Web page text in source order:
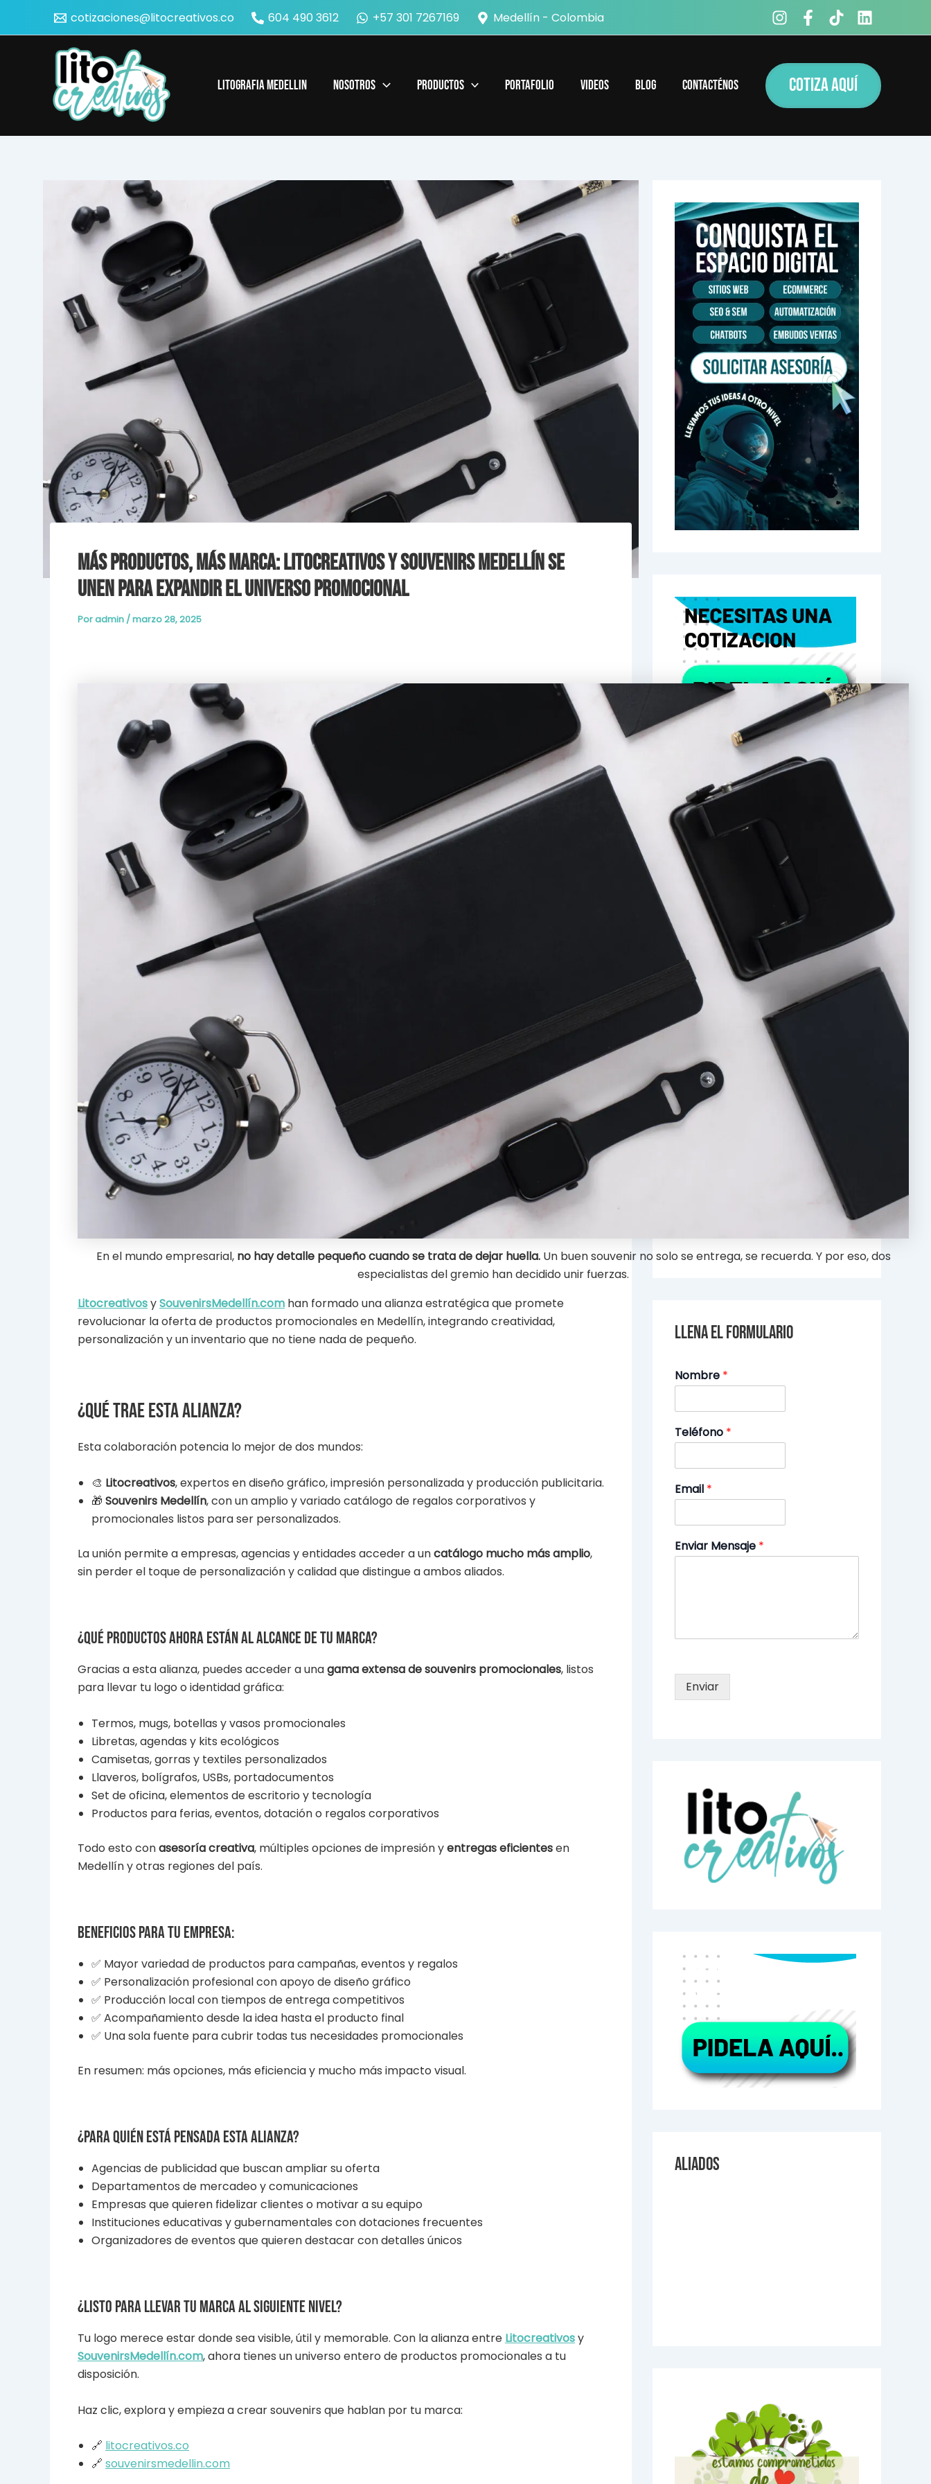
cotizaciones@litocreativos.co 604 490 3612 +57 301 7267169 Medellín - Colombia
Litografia Medellin Nosotros Productos Portafolio Videos Blog Contacténos COTIZA AQUÍ
Más productos, más marca: Litocreativos y Souvenirs Medellín se
unen para expandir el universo promocional
Poradmin /marzo 28, 2025
En el mundo empresarial, no hay detalle pequeño cuando se trata de dejar huella.Un buen souvenir no solo se entrega, se recuerda. Y por eso, dos
especialistas del gremio han decidido unir fuerzas.
LitocreativosySouvenirsMedellín.com han formado una alianza estratégica que promete
revolucionar la oferta de productos promocionales en Medellín, integrando creatividad,
personalización y un inventario que no tiene nada de pequeño.
¿Qué trae esta alianza?
Esta colaboración potencia lo mejor de dos mundos:
🎨 Litocreativos, expertos en diseño gráfico, impresión personalizada y producción publicitaria.
🎁 Souvenirs Medellín, con un amplio y variado catálogo de regalos corporativos y
promocionales listos para ser personalizados.
La unión permite a empresas, agencias y entidades acceder a uncatálogo mucho más amplio,
sin perder el toque de personalización y calidad que distingue a ambos aliados.
¿Qué productos ahora están al alcance de tu marca?
Gracias a esta alianza, puedes acceder a unagama extensa de souvenirs promocionales, listos
para llevar tu logo o identidad gráfica:
Termos, mugs, botellas y vasos promocionales
Libretas, agendas y kits ecológicos
Camisetas, gorras y textiles personalizados
Llaveros, bolígrafos, USBs, portadocumentos
Set de oficina, elementos de escritorio y tecnología
Productos para ferias, eventos, dotación o regalos corporativos
Todo esto conasesoría creativa, múltiples opciones de impresión yentregas eficientesen
Medellín y otras regiones del país.
Beneficios para tu empresa:
✅ Mayor variedad de productos para campañas, eventos y regalos
✅ Personalización profesional con apoyo de diseño gráfico
✅ Producción local con tiempos de entrega competitivos
✅ Acompañamiento desde la idea hasta el producto final
✅ Una sola fuente para cubrir todas tus necesidades promocionales
En resumen: más opciones, más eficiencia y mucho más impacto visual.
¿Para quién está pensada esta alianza?
Agencias de publicidad que buscan ampliar su oferta
Departamentos de mercadeo y comunicaciones
Empresas que quieren fidelizar clientes o motivar a su equipo
Instituciones educativas y gubernamentales con dotaciones frecuentes
Organizadores de eventos que quieren destacar con detalles únicos
¿Listo para llevar tu marca al siguiente nivel?
Tu logo merece estar donde sea visible, útil y memorable. Con la alianza entre Litocreativosy
SouvenirsMedellín.com, ahora tienes un universo entero de productos promocionales a tu
disposición.
Haz clic, explora y empieza a crear souvenirs que hablan por tu marca:
🔗 litocreativos.co
🔗 souvenirsmedellin.com
boton-cotizaciones-
litocreativos-medellin
Llena el formulario
Nombre *
Teléfono *
Email *
Enviar Mensaje *
Enviar
Aliados